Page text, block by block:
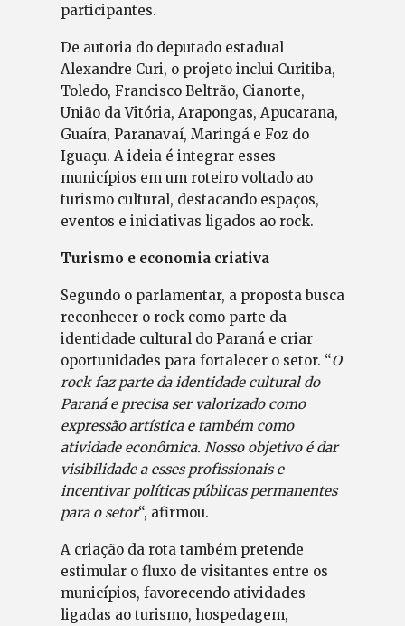
participantes.
De autoria do deputado estadual
Alexandre Curi, o projeto inclui Curitiba,
Toledo, Francisco Beltrão, Cianorte,
União da Vitória, Arapongas, Apucarana,
Guaíra, Paranavaí, Maringá e Foz do
Iguaçu. A ideia é integrar esses
municípios em um roteiro voltado ao
turismo cultural, destacando espaços,
eventos e iniciativas ligados ao rock.
Turismo e economia criativa
Segundo o parlamentar, a proposta busca
reconhecer o rock como parte da
identidade cultural do Paraná e criar
oportunidades para fortalecer o setor. “O
rock faz parte da identidade cultural do
Paraná e precisa ser valorizado como
expressão artística e também como
atividade econômica. Nosso objetivo é dar
visibilidade a esses profissionais e
incentivar políticas públicas permanentes
para o setor“, afirmou.
A criação da rota também pretende
estimular o fluxo de visitantes entre os
municípios, favorecendo atividades
ligadas ao turismo, hospedagem,